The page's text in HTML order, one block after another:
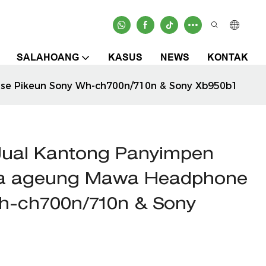
SALAHOANG KASUS NEWS KONTAK
Pikeun Sony Wh-ch700n/710n & Sony Xb950b1
Kantong Panyimpen
ageung Mawa Headphone
ch700n/710n & Sony